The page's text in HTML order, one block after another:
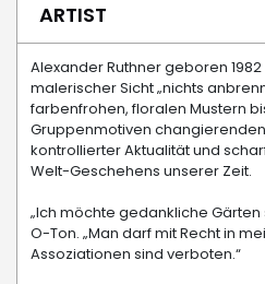
ARTIST
Alexander Ruthner geboren
malerischer Sicht „nichts
farbenfrohen, floralen Mustern
Gruppenmotiven
kontrollierter Aktualität und
Welt-Geschehens unserer Zeit.
„Ich möchte gedankliche Gärten
O-Ton. „Man darf mit Recht in
Assoziationen sind verboten.“